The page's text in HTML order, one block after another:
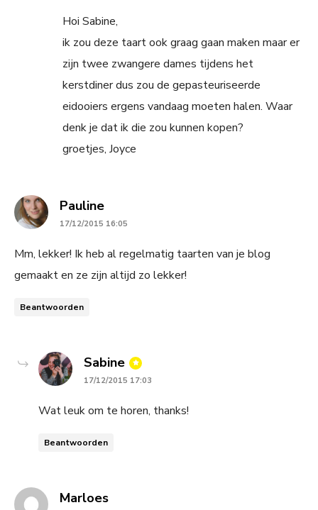
Hoi Sabine,
ik zou deze taart ook graag gaan maken maar er
zijn twee zwangere dames tijdens het
kerstdiner dus zou de gepasteuriseerde
eidooiers ergens vandaag moeten halen. Waar
denk je dat ik die zou kunnen kopen?
groetjes, Joyce
Paulinesays:
17/12/2015 16:05
Mm, lekker! Ik heb al regelmatig taarten van je blog
gemaakt en ze zijn altijd zo lekker!
Beantwoorden
Sabine says:
17/12/2015 17:03
Wat leuk om te horen, thanks!
Beantwoorden
Marloessays: